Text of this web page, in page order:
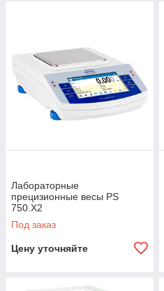
Лабораторные
прецизионные весы PS
750.X2
Под заказ
Цену уточняйте